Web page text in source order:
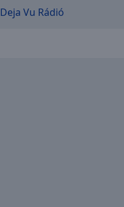
Deja Vu Rádió